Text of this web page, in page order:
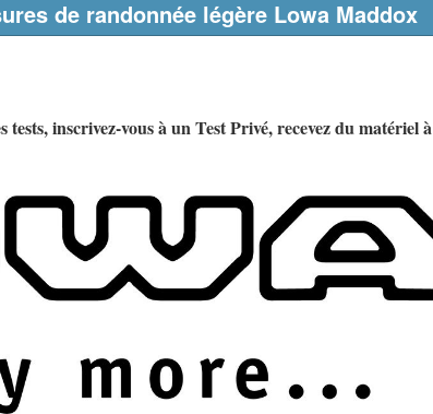
de randonnée légère Lowa Maddox
tests, inscrivez-vous à un Test Privé, recevez du matériel à